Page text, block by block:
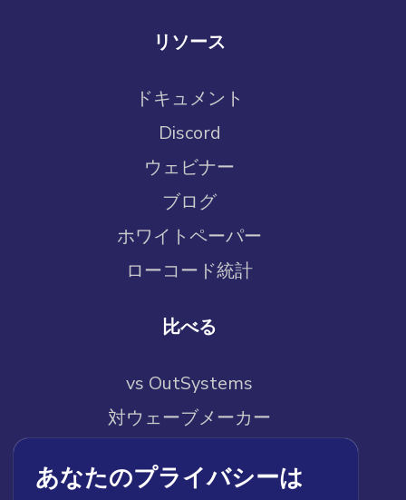
リソース
ドキュメント
Discord
ウェビナー
ブログ
ホワイトペーパー
ローコード統計
比べる
vs OutSystems
対ウェーブメーカー
vs メンディックス
あなたのプライバシーは